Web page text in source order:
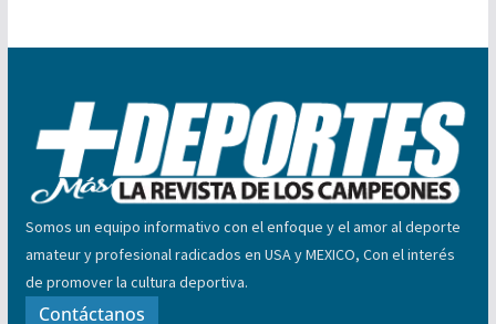
Somos un equipo informativo con el enfoque y el amor al deporte
amateur y profesional radicados en USA y MEXICO, Con el interés
de promover la cultura deportiva.
Contáctanos